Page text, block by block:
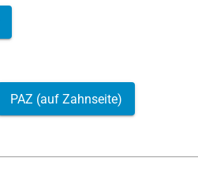
PAZ (auf Zahnseite)